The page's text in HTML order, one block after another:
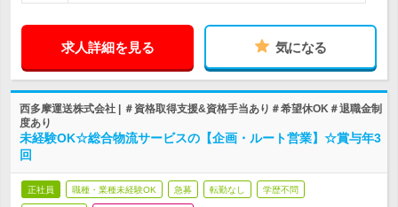
求人詳細を見る 気になる
西多摩運送株式会社 | ＃資格取得支援&資格手当あり＃希望休OK＃退職金制
度あり
未経験OK☆総合物流サービスの【企画・ルート営業】☆賞与年3
回
正社員 職種・業種未経験OK 急募 転勤なし 学歴不問